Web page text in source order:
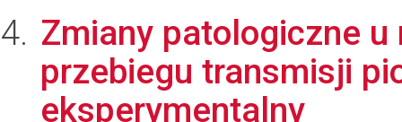
Zmiany patologiczne
przebiegu transmisji
eksperymentalny